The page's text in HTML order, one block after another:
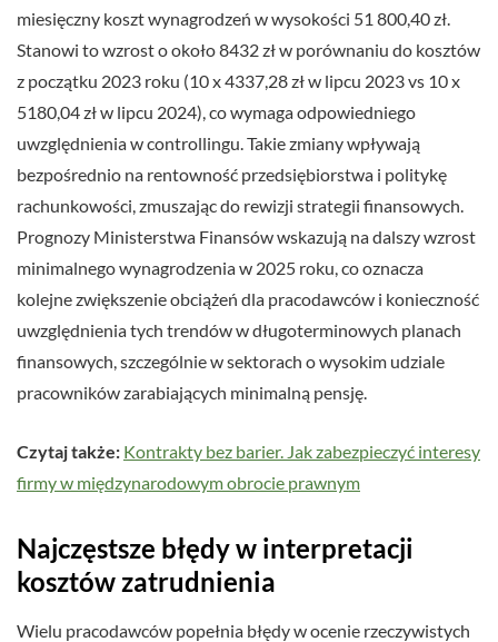
miesięczny koszt wynagrodzeń w wysokości 51 800,40 zł.
Stanowi to wzrost o około 8432 zł w porównaniu do kosztów
z początku 2023 roku (10 x 4337,28 zł w lipcu 2023 vs 10 x
5180,04 zł w lipcu 2024), co wymaga odpowiedniego
uwzględnienia w controllingu. Takie zmiany wpływają
bezpośrednio na rentowność przedsiębiorstwa i politykę
rachunkowości, zmuszając do rewizji strategii finansowych.
Prognozy Ministerstwa Finansów wskazują na dalszy wzrost
minimalnego wynagrodzenia w 2025 roku, co oznacza
kolejne zwiększenie obciążeń dla pracodawców i konieczność
uwzględnienia tych trendów w długoterminowych planach
finansowych, szczególnie w sektorach o wysokim udziale
pracowników zarabiających minimalną pensję.
Czytaj także: Kontrakty bez barier. Jak zabezpieczyć interesy
firmy w międzynarodowym obrocie prawnym
Najczęstsze błędy w interpretacji
kosztów zatrudnienia
Wielu pracodawców popełnia błędy w ocenie rzeczywistych